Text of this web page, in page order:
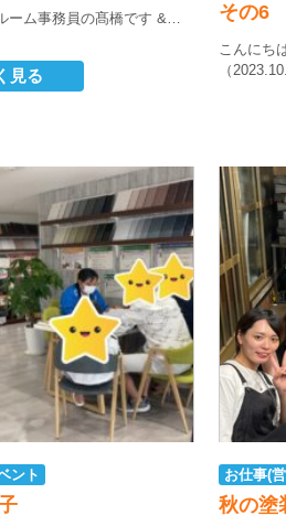
ーム事務員の髙橋です &…
見る
その6
こんにち
（
ント お仕事(
秋の塗